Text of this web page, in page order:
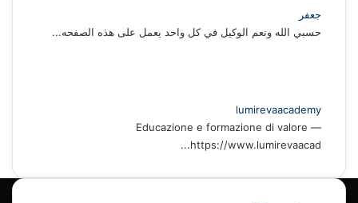
جعفر
حسبي الله ونعم الوكيل في كل واحد يعمل على هذه الصفحه...
lumirevaacademy
Educazione e formazione di valore —
https://www.lumirevaacad...